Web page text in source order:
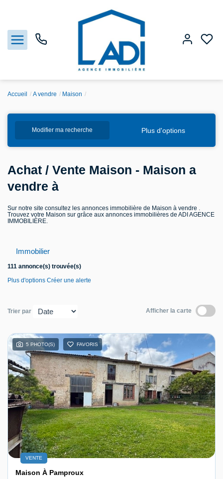
Vendre
Estimation
Agences
Gestion
Accueil A vendre Maison
Modifier ma recherche Plus d'options
Achat / Vente Maison - Maison a
vendre à
Sur notre site consultez les annonces immobilière de Maison à vendre .
Trouvez votre Maison sur grâce aux annonces immobilières de ADI AGENCE
IMMOBILIÈRE.
Immobilier
111 annonce(s) trouvée(s)
Plus d'options Créer une alerte
Trier par Afficher la carte
5 PHOTO(S) FAVORIS
VENTE
Maison À Pamproux